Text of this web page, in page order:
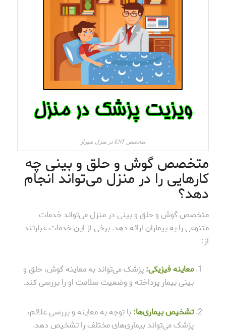
متخصص ENT در منزل شیراز
متخصص گوش و حلق و بینی چه
کارهایی را در منزل می‌تواند انجام
دهد؟
متخصص گوش و حلق و بینی در منزل می‌تواند خدمات
متنوعی را به بیماران ارائه دهد. برخی از این خدمات عبارتند
از:
معاینه فیزیکی:پزشک می‌تواند به معاینه گوش، حلق و
بینی بیمار پرداخته و وضعیت سلامت او را بررسی کند.
تشخیص بیماری‌ها:با توجه به معاینه و بررسی علائم،
پزشک می‌تواند بیماری‌های مختلف را تشخیص دهد.